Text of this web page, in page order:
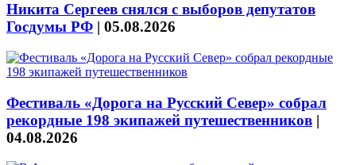
Никита Сергеев снялся с выборов депутатов
Госдумы РФ | 05.08.2026
Фестиваль «Дорога на Русский Север» собрал
рекордные 198 экипажей путешественников |
04.08.2026